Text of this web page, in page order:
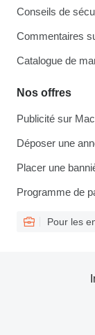
Conseils de
Commentaires
Catalogue de
Nos offres
Publicité sur
Déposer une
Placer une
Programme de
Pour les